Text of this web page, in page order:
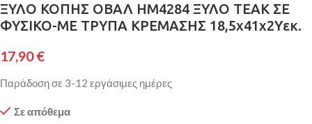
ΞΥΛΟ ΚΟΠΗΣ ΟΒΑΛ HM4284 ΞΥΛΟ ΤΕΑΚ ΣΕ
ΦΥΣΙΚΟ-ΜΕ ΤΡΥΠΑ ΚΡΕΜΑΣΗΣ 18,5x41x2Yεκ.
17,90€
Παράδοση σε 3-12 εργάσιμες ημέρες
Σε απόθεμα